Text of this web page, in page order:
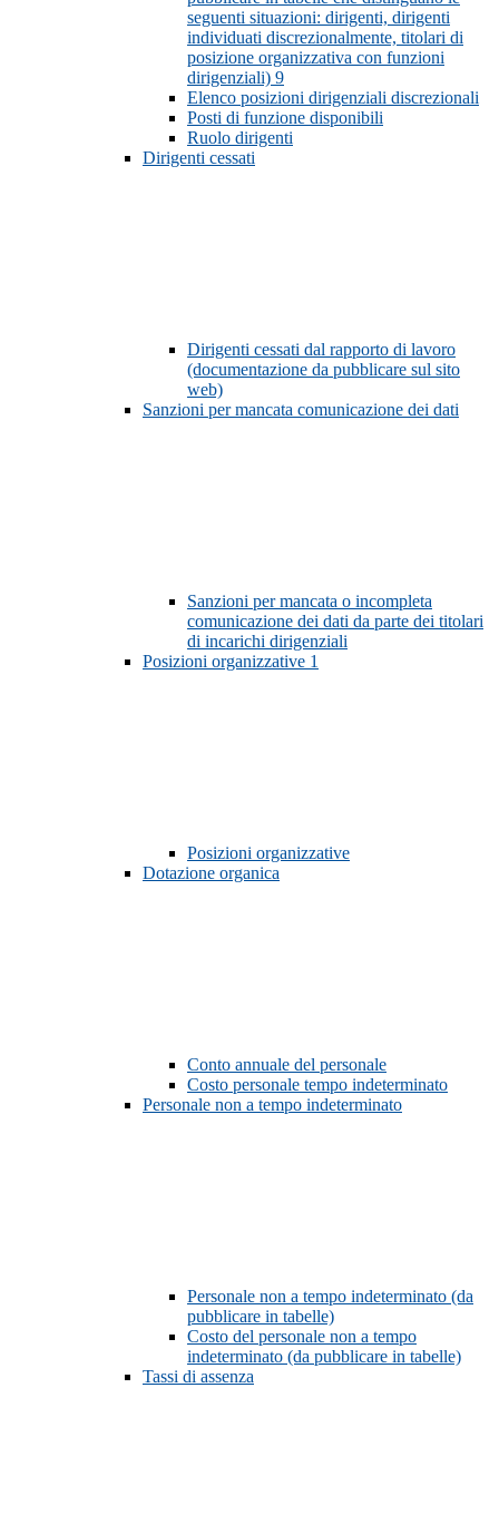
seguenti situazioni: dirigenti, dirigenti
individuati discrezionalmente, titolari di
posizione organizzativa con funzioni
dirigenziali) 9
Elenco posizioni dirigenziali discrezionali
Posti di funzione disponibili
Ruolo dirigenti
Dirigenti cessati
Dirigenti cessati dal rapporto di lavoro
(documentazione da pubblicare sul sito
web)
Sanzioni per mancata comunicazione dei dati
Sanzioni per mancata o incompleta
comunicazione dei dati da parte dei titolari
di incarichi dirigenziali
Posizioni organizzative 1
Posizioni organizzative
Dotazione organica
Conto annuale del personale
Costo personale tempo indeterminato
Personale non a tempo indeterminato
Personale non a tempo indeterminato (da
pubblicare in tabelle)
Costo del personale non a tempo
indeterminato (da pubblicare in tabelle)
Tassi di assenza